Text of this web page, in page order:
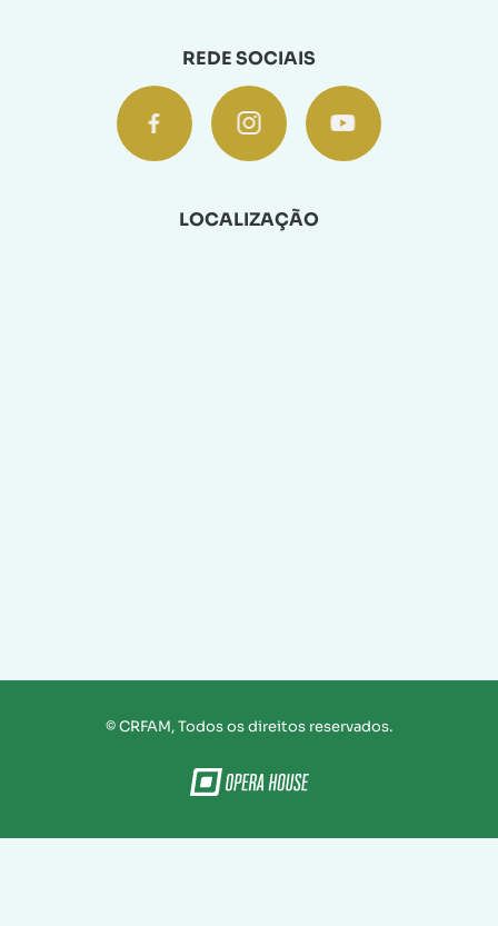
REDE SOCIAIS
LOCALIZAÇÃO
© CRFAM, Todos os direitos reservados.